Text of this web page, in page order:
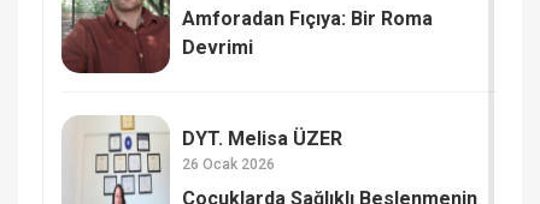
Amforadan Fıçıya: Bir Roma
Devrimi
DYT. Melisa ÜZER
26 Ocak 2026
Çocuklarda Sağlıklı Beslenmenin